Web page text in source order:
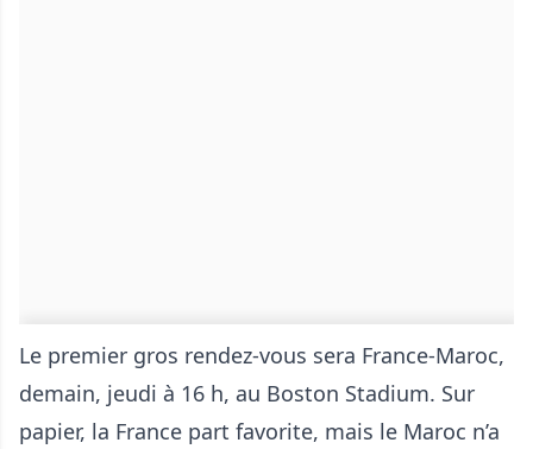
Le premier gros rendez-vous sera France-Maroc,
demain, jeudi à 16 h, au Boston Stadium. Sur
papier, la France part favorite, mais le Maroc n’a